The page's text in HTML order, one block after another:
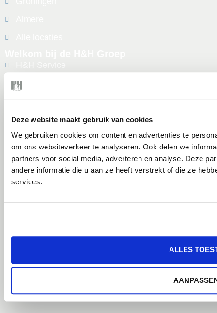
Deze website maakt gebruik van cookies
We gebruiken cookies om content en advertenties te
om ons websiteverkeer te analyseren. Ook delen we
partners voor social media, adverteren en analyse. Deze
andere informatie die u aan ze heeft verstrekt of die ze
services.
ALLES
H&H Safety
Vacatures
Over ons
Cases
Nieuws
Contact
H&H Security | ND 3547
© 2026 H&H Security |Privacy Statement